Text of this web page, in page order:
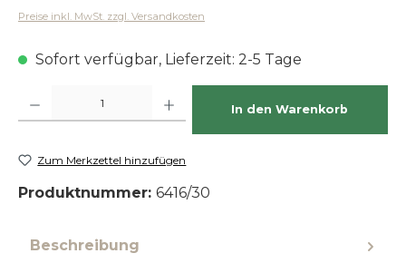
Preise inkl. MwSt. zzgl. Versandkosten
Sofort verfügbar, Lieferzeit: 2-5 Tage
In den Warenkorb
Zum Merkzettel hinzufügen
Produktnummer: 6416/30
Beschreibung